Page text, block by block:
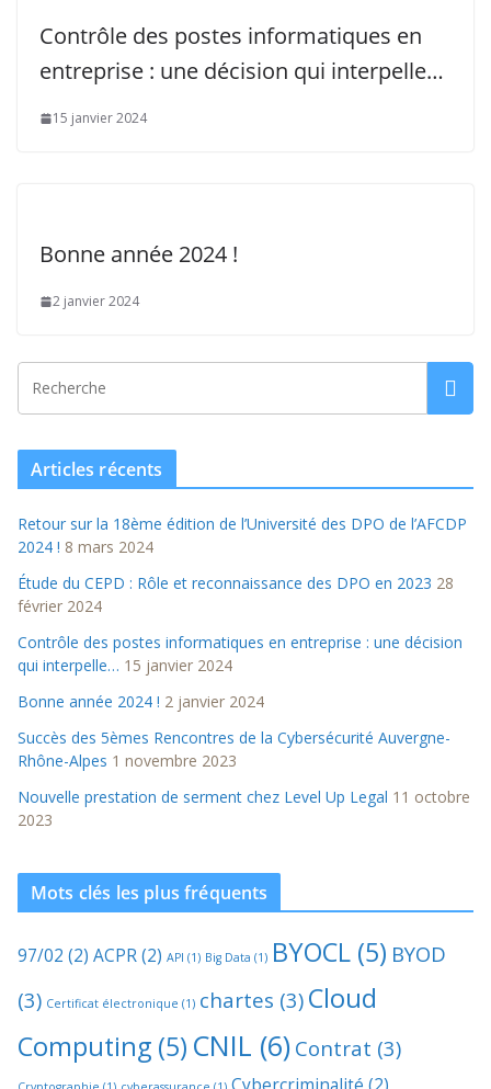
Contrôle des postes informatiques en
entreprise : une décision qui interpelle…
15 janvier 2024
Bonne année 2024 !
2 janvier 2024
Articles récents
Retour sur la 18ème édition de l’Université des DPO de l’AFCDP
2024 ! 8 mars 2024
Étude du CEPD : Rôle et reconnaissance des DPO en 2023 28
février 2024
Contrôle des postes informatiques en entreprise : une décision
qui interpelle… 15 janvier 2024
Bonne année 2024 ! 2 janvier 2024
Succès des 5èmes Rencontres de la Cybersécurité Auvergne-
Rhône-Alpes 1 novembre 2023
Nouvelle prestation de serment chez Level Up Legal 11 octobre
2023
Mots clés les plus fréquents
97/02 (2) ACPR(2) API (1) Big Data (1) BYOCL (5) BYOD
(3) Certificat électronique (1) chartes (3) Cloud
Computing (5) CNIL (6) Contrat (3)